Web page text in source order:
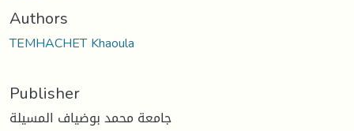
Authors
TEMHACHET Khaoula
Publisher
جامعة محمد بوضياف المسيلة